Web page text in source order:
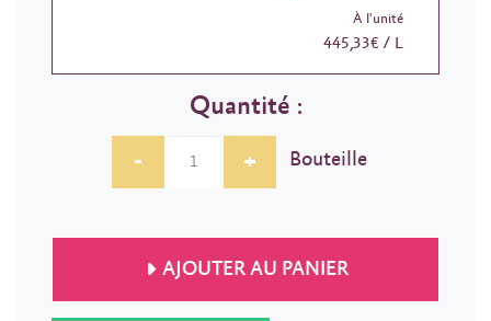
À l'unité
445,33€ / L
Quantité :
-
+ Bouteille
AJOUTER AU PANIER